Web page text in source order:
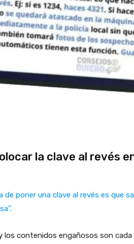
la clave al revés
de poner una clave al revés es que
los contenidos engañosos son